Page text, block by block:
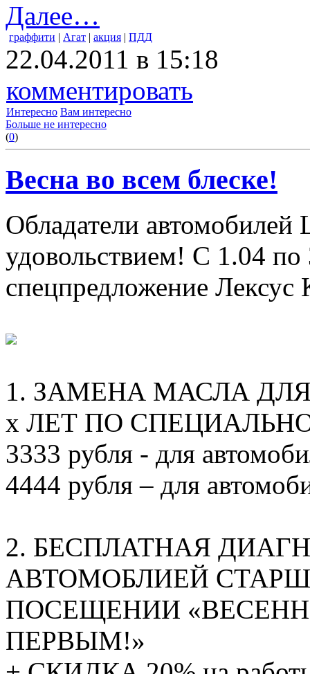
Далее…
граффити | Агат | акция | ПДД
22.04.2011 в 15:18
комментировать
Интересно Вам интересно
Больше не интересно
(0)
Весна во всем блеске!
Обладатели автомобилей
удовольствием! С 1.04 по
спецпредложение Лексус
1. ЗАМЕНА МАСЛА
х ЛЕТ ПО
3333 рубля - для
4444 рубля – для
2. БЕСПЛАТНАЯ
АВТОМОБЛИЕЙ
ПОСЕЩЕНИИ
ПЕРВЫМ!»